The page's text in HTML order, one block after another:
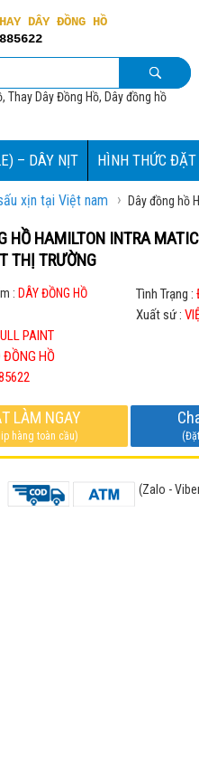
DÂY ĐỒNG HỒ
Thay Dây Đồng Hồ, Dây đồng hồ
– DÂY NỊT HÌNH THỨC
xịn tại Việt nam › Dây đồng hồ
HỒ HAMILTON INTRA
THỊ TRƯỜNG
: DÂY ĐỒNG HỒ
Tình Trạng :
Xuất sứ :
PAINT
ĐỒNG HỒ
LÀM NGAY
hàng toàn cầu)
(Zalo -